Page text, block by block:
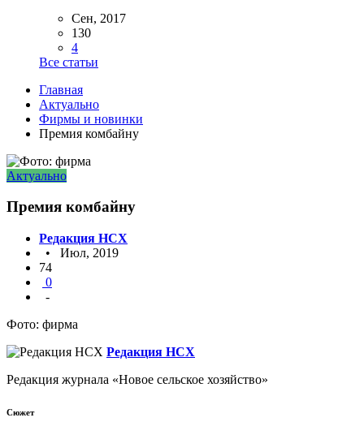
Сен, 2017
130
4
Все статьи
Главная
Актуально
Фирмы и новинки
Премия комбайну
Актуально
Премия комбайну
Редакция НСХ
• Июл, 2019
74
0
-
Фото: фирма
Редакция НСХ
Редакция журнала «Новое сельское хозяйство»
Сюжет